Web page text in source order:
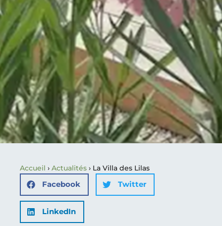
Accueil › Actualités › La Villa des Lilas
Facebook Twitter
LinkedIn